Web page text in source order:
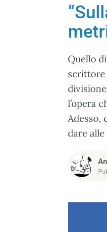
Quello
scrittore
l’opera
Adesso,
dare